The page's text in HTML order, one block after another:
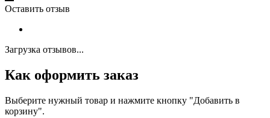
Оставить отзыв
Загрузка отзывов...
Как оформить заказ
Выберите нужный товар и нажмите кнопку "Добавить в
корзину".